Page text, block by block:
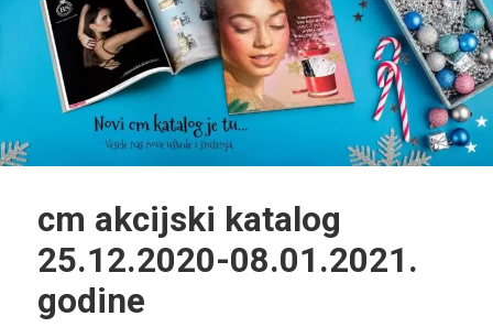
cm akcijski katalog
25.12.2020-08.01.2021.
godine